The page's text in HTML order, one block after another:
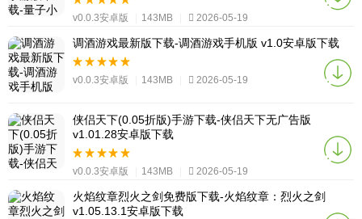
v0.0.3安卓版 143MB 2026-05-19
调酒游戏最新版下载-调酒游戏手机版 v1.0安卓版下载
v0.0.3安卓版 143MB 2026-05-19
侠侣天下(0.05折版)手游下载-侠侣天下无广告版
v1.01.28安卓版下载
v0.0.3安卓版 143MB 2026-05-19
火焰纹章烈火之剑免费版下载-火焰纹章：烈火之剑
v1.05.13.1安卓版下载